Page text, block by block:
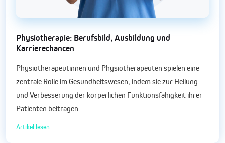
Physiotherapie: Berufsbild, Ausbildung und
Karrierechancen
Physiotherapeutinnen und Physiotherapeuten spielen eine
zentrale Rolle im Gesundheitswesen, indem sie zur Heilung
und Verbesserung der körperlichen Funktionsfähigkeit ihrer
Patienten beitragen.
Artikel lesen...